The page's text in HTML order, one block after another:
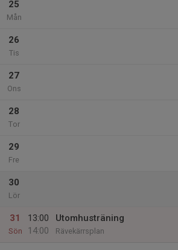
25
Mån
26
Tis
27
Ons
28
Tor
29
Fre
30
Lör
31
Sön
13:00
14:00
Utomhusträning
Rävekärrsplan